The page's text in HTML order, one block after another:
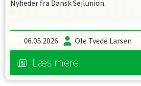
Nyheder fra Dansk Sejlunion.
06.05.2026 Ole Tvede Larsen
Læs mere